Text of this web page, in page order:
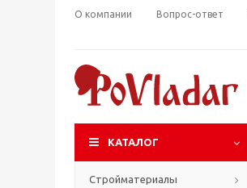
О компании Вопрос-ответ
КАТАЛОГ
Стройматериалы